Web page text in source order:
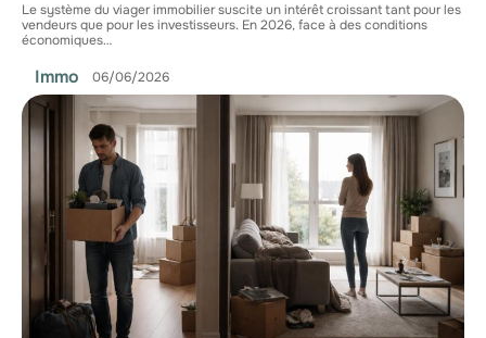
Le système du viager immobilier suscite un intérêt croissant tant pour les
vendeurs que pour les investisseurs. En 2026, face à des conditions
économiques…
Immo 06/06/2026